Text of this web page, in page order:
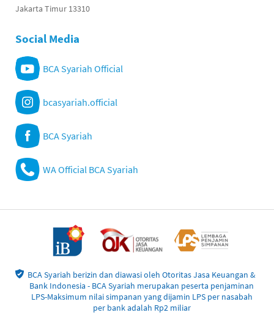
Jakarta Timur 13310
Social Media
BCA Syariah Official
bcasyariah.official
BCA Syariah
WA Official BCA Syariah
BCA Syariah berizin dan diawasi oleh Otoritas Jasa Keuangan &
Bank Indonesia - BCA Syariah merupakan peserta penjaminan
LPS-Maksimum nilai simpanan yang dijamin LPS per nasabah
per bank adalah Rp2 miliar